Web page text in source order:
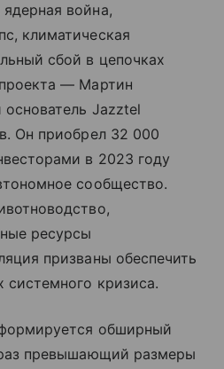
война,
климатическая
сбой в цепочках
— Мартин
Jazztel
Он приобрел 32 000
в 2023 году
сообщество.
ресурсы
призваны обеспечить
кризиса.
обширный
превышающий размеры